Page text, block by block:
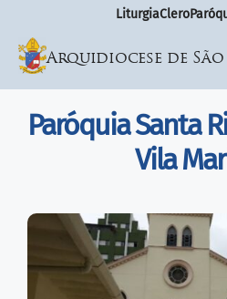
LiturgiaClero
Arquidiocese de
Paróquia Santa
Vila